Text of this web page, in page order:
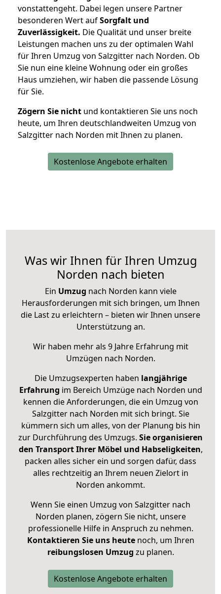
vonstattengeht. Dabei legen unsere Partner
besonderen Wert aufSorgfalt und
Zuverlässigkeit. Die Qualität und unser breite
Leistungen machen uns zu der optimalen Wahl
für Ihren Umzug von Salzgitter nach Norden. Ob
Sie nun eine kleine Wohnung oder ein großes
Haus umziehen, wir haben die passende Lösung
für Sie.
Zögern Sie nicht und kontaktieren Sie uns noch
heute, um Ihren deutschlandweiten Umzug von
Salzgitter nach Norden mit Ihnen zu planen.
Kostenlose Angebote erhalten
Was wir Ihnen für Ihren Umzug
Norden nach bieten
Ein Umzug nach Norden kann viele
Herausforderungen mit sich bringen, um Ihnen
die Last zu erleichtern – bieten wir Ihnen unsere
Unterstützung an.
Wir haben mehr als 9 Jahre Erfahrung mit
Umzügen nach Norden.
Die Umzugsexperten haben langjährige
Erfahrung im Bereich Umzüge nach Norden und
kennen die Anforderungen, die ein Umzug von
Salzgitter nach Norden mit sich bringt. Sie
kümmern sich um alles, von der Planung bis hin
zur Durchführung des Umzugs. Sie organisieren
den Transport Ihrer Möbel und Habseligkeiten,
packen alles sicher ein und sorgen dafür, dass
alles rechtzeitig an Ihrem neuen Zielort in
Norden ankommt.
Wenn Sie einen Umzug von Salzgitter nach
Norden planen, zögern Sie nicht, unsere
professionelle Hilfe in Anspruch zu nehmen.
Kontaktieren Sie uns heutenoch, um Ihren
reibungslosen Umzug zu planen.
Kostenlose Angebote erhalten